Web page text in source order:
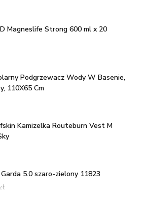
Magneslife Strong 600 ml x 20
Podgrzewacz Wody W Basenie,
110X65 Cm
Kamizelka Routeburn Vest M
5.0 szaro-zielony 11823
zł